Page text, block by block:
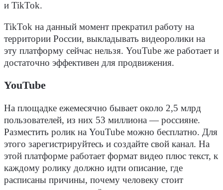
и TikTok.
TikTok на данный момент прекратил работу на
территории России, выкладывать видеоролики на
эту платформу сейчас нельзя. YouTube же работает и
достаточно эффективен для продвижения.
YouTube
На площадке ежемесячно бывает около 2,5 млрд
пользователей, из них 53 миллиона — россияне.
Разместить ролик на YouTube можно бесплатно. Для
этого зарегистрируйтесь и создайте свой канал. На
этой платформе работает формат видео плюс текст, к
каждому ролику должно идти описание, где
расписаны причины, почему человеку стоит